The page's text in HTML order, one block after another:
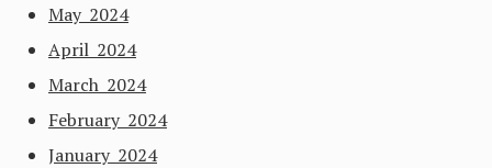
May 2024
April 2024
March 2024
February 2024
January 2024